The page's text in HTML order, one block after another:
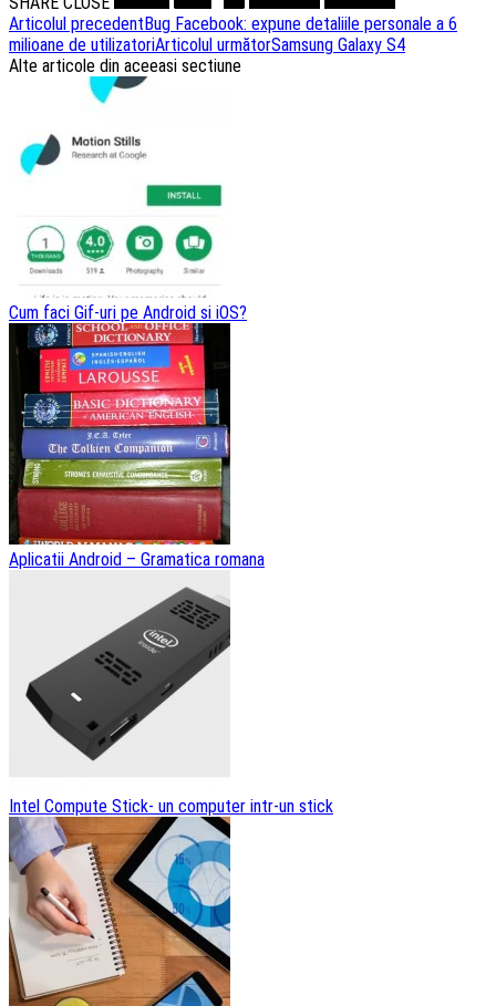
Navigare
articole
Articolul precedentBug Facebook: expune detaliile personale a 6
milioane de utilizatoriArticolul următorSamsung Galaxy S4
Alte articole din aceeasi sectiune
Cum faci Gif-uri pe Android si iOS?
Aplicatii Android – Gramatica romana
Intel Compute Stick- un computer intr-un stick